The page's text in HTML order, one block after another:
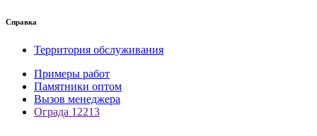
Справка
Территория обслуживания
Примеры работ
Памятники оптом
Вызов менеджера
Ограда 12213